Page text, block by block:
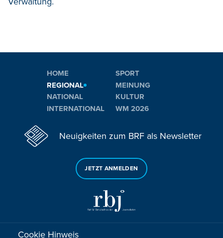
HOME
REGIONAL
NATIONAL
INTERNATIONAL
SPORT
MEINUNG
KULTUR
WM 2026
Neuigkeiten zum BRF als Newsletter
JETZT ANMELDEN
Sie haben noch Fragen oder Anmerkungen?
Cookie Hinweis